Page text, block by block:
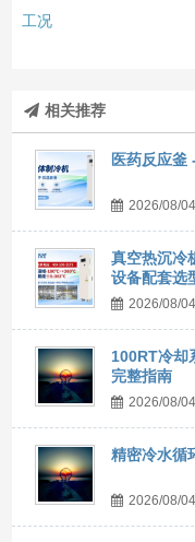
工况
相关推荐
医药反应釜
2026/08/04
真空热沉冷
设备配套选
2026/08/04
100RT冷却
完整指南
2026/08/04
精密冷水循
2026/08/04